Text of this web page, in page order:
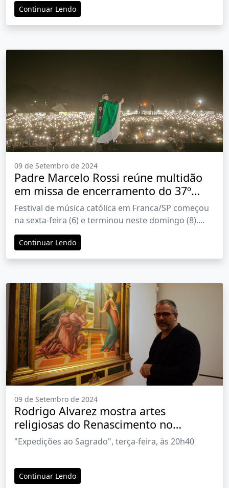
Continuar Lendo
09 de Setembro de 2024
Padre Marcelo Rossi reúne multidão
em missa de encerramento do 37º
Hallel Franca
Festival de música católica em Franca/SP começou
na sexta-feira (6) e terminou neste domingo (8).
Evento recebeu mais de 350 atrações entre
músicos, padres e pregadores
Continuar Lendo
09 de Setembro de 2024
Rodrigo Alvarez mostra artes
religiosas do Renascimento no
"Expedições ao Sagrado"
"Expedições ao Sagrado", terça-feira, às 20h40
Continuar Lendo